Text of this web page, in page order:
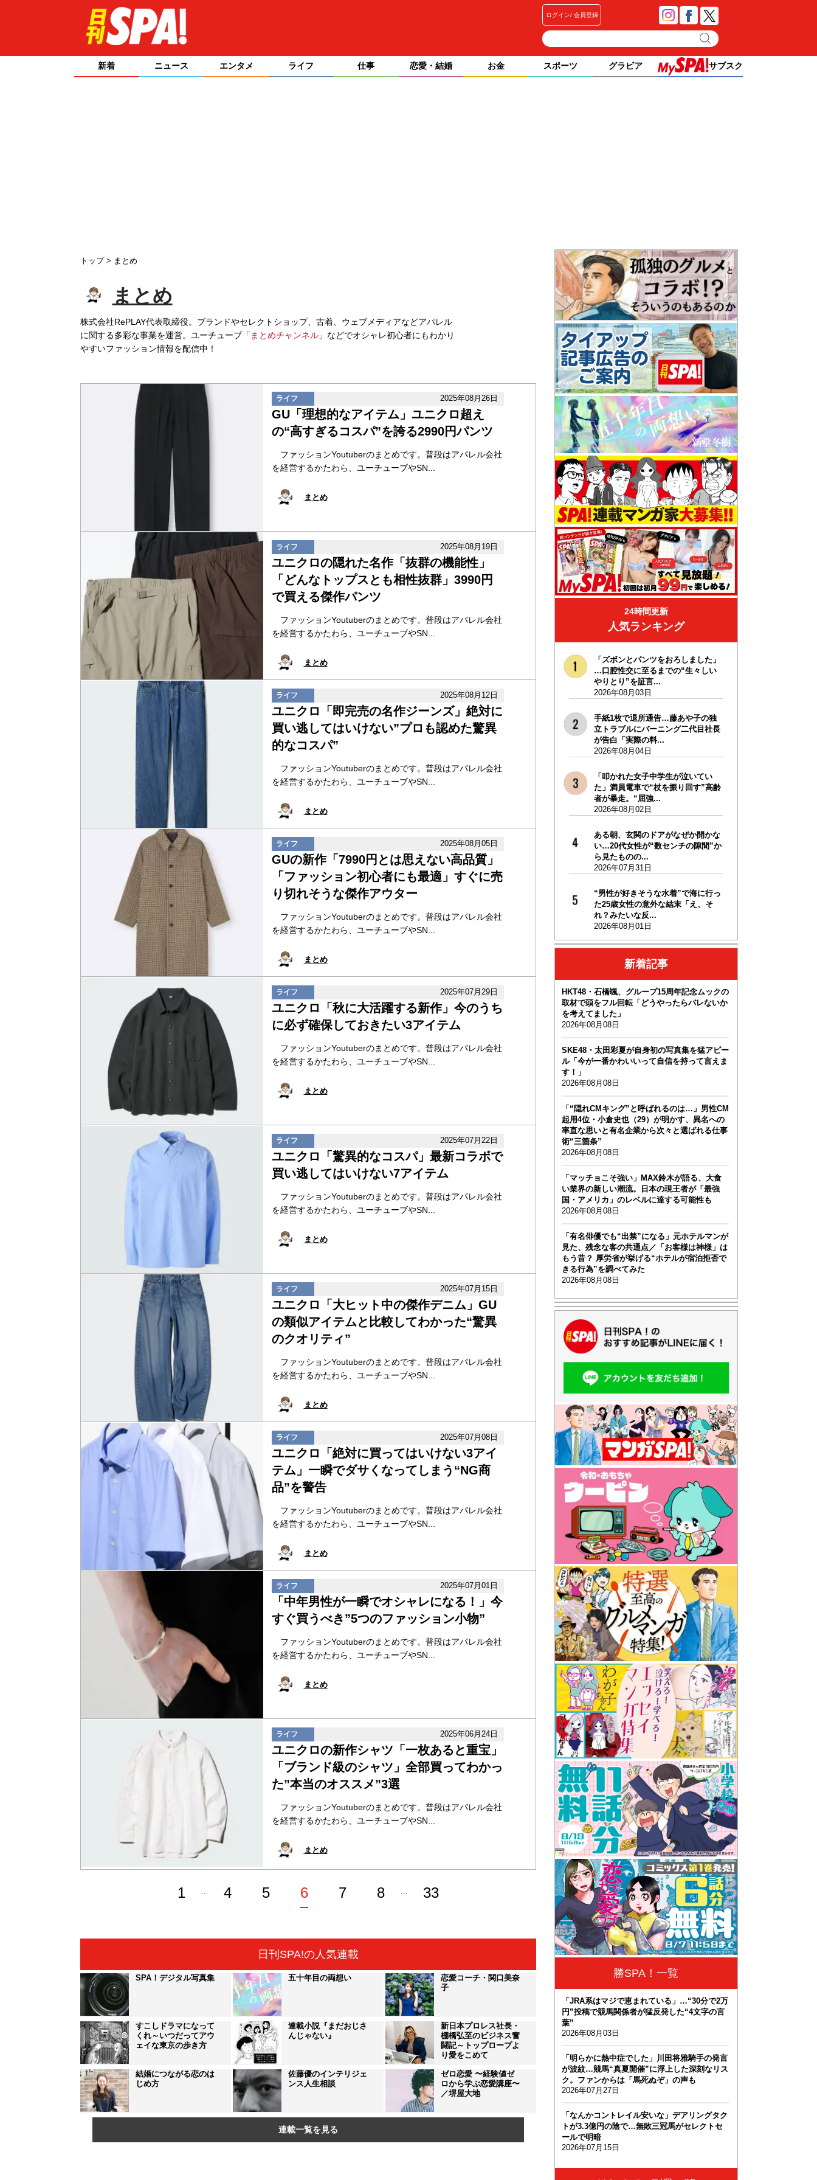
ログイン 会員登録
新着 ニュース エンタメ ライフ 仕事 恋愛・結婚 お金 スポーツ グラビア サブスク
トップ まとめ
まとめ
株式会社RePLAY代表取締役。ブランドやセレクトショップ、古着、ウェブメディアなどアパレル
に関する多彩な事業を運営。ユーチューブ「 まとめチャンネル」などでオシャレ初心者にもわかり
やすいファッション情報を配信中！
ライフ 2025年08月26日
GU「理想的なアイテム」ユニクロ超え
の“高すぎるコスパ”を誇る2990円パンツ
ファッションYoutuberのまとめです。普段はアパレル会社
を経営するかたわら、ユーチューブやSN...
まとめ
ライフ 2025年08月19日
ユニクロの隠れた名作「抜群の機能性」
「どんなトップスとも相性抜群」3990円
で買える傑作パンツ
ファッションYoutuberのまとめです。普段はアパレル会社
を経営するかたわら、ユーチューブやSN...
まとめ
ライフ 2025年08月12日
ユニクロ「即完売の名作ジーンズ」絶対に
買い逃してはいけない”プロも認めた驚異
的なコスパ”
ファッションYoutuberのまとめです。普段はアパレル会社
を経営するかたわら、ユーチューブやSN...
まとめ
ライフ 2025年08月05日
GUの新作「7990円とは思えない高品質」
「ファッション初心者にも最適」すぐに売
り切れそうな傑作アウター
ファッションYoutuberのまとめです。普段はアパレル会社
を経営するかたわら、ユーチューブやSN...
まとめ
ライフ 2025年07月29日
ユニクロ「秋に大活躍する新作」今のうち
に必ず確保しておきたい3アイテム
ファッションYoutuberのまとめです。普段はアパレル会社
を経営するかたわら、ユーチューブやSN...
まとめ
ライフ 2025年07月22日
ユニクロ「驚異的なコスパ」最新コラボで
買い逃してはいけない7アイテム
ファッションYoutuberのまとめです。普段はアパレル会社
を経営するかたわら、ユーチューブやSN...
まとめ
ライフ 2025年07月15日
ユニクロ「大ヒット中の傑作デニム」GU
の類似アイテムと比較してわかった“驚異
のクオリティ”
ファッションYoutuberのまとめです。普段はアパレル会社
を経営するかたわら、ユーチューブやSN...
まとめ
ライフ 2025年07月08日
ユニクロ「絶対に買ってはいけない3アイ
テム」一瞬でダサくなってしまう“NG商
品”を警告
ファッションYoutuberのまとめです。普段はアパレル会社
を経営するかたわら、ユーチューブやSN...
まとめ
ライフ 2025年07月01日
「中年男性が一瞬でオシャレになる！」今
すぐ買うべき”5つのファッション小物”
ファッションYoutuberのまとめです。普段はアパレル会社
を経営するかたわら、ユーチューブやSN...
まとめ
ライフ 2025年06月24日
ユニクロの新作シャツ「一枚あると重宝」
「ブランド級のシャツ」全部買ってわかっ
た”本当のオススメ”3選
ファッションYoutuberのまとめです。普段はアパレル会社
を経営するかたわら、ユーチューブやSN...
まとめ
1 4 5 6 7 8 33
日刊SPA!の人気連載
SPA！デジタル写真集 五十年目の両想い
恋愛コーチ・関口美奈
子
すこしドラマになって
くれ～いつだってアウ
ェイな東京の歩き方
連載小説『まだおじさ
んじゃない』
新日本プロレス社長・
棚橋弘至のビジネス奮
闘記～トップロープよ
り愛をこめて
結婚につながる恋のは
じめ方
佐藤優のインテリジェ
ンス人生相談
ゼロ恋愛 〜経験値ゼ
ロから学ぶ恋愛講座〜
／堺屋大地
連載一覧を見る
24時間更新
人気ランキング
「ズボンとパンツをおろしました」
…口腔性交に至るまでの“生々しい
やりとり”を証言...
2026年08月03日
手紙1枚で退所通告…藤あや子の独
立トラブルにバーニング二代目社長
が告白「実際の料...
2026年08月04日
「叩かれた女子中学生が泣いてい
た」満員電車で“杖を振り回す”高齢
者が暴走。“屈強...
2026年08月02日
ある朝、玄関のドアがなぜか開かな
い…20代女性が“数センチの隙間”か
ら見たものの...
2026年07月31日
“男性が好きそうな水着”で海に行っ
た25歳女性の意外な結末「え、そ
れ？みたいな反...
2026年08月01日
新着記事
HKT48・石橋颯、グループ15周年記念ムックの
取材で頭をフル回転「どうやったらバレないか
を考えてました」
2026年08月08日
SKE48・太田彩夏が自身初の写真集を猛アピー
ル「今が一番かわいいって自信を持って言えま
す！」
2026年08月08日
「“隠れCMキング”と呼ばれるのは…」男性CM
起用4位・小倉史也（29）が明かす、異名への
率直な思いと有名企業から次々と選ばれる仕事
術“三箇条”
2026年08月08日
「マッチョこそ強い」MAX鈴木が語る、大食
い業界の新しい潮流。日本の現王者が「最強
国・アメリカ」のレベルに達する可能性も
2026年08月08日
「有名俳優でも“出禁”になる」元ホテルマンが
見た、残念な客の共通点／「お客様は神様」は
もう昔？ 厚労省が挙げる“ホテルが宿泊拒否で
きる行為”を調べてみた
2026年08月08日
勝SPA！一覧
「JRA系はマジで恵まれている」…“30分で2万
円”投稿で競馬関係者が猛反発した“4文字の言
葉”
2026年08月03日
「明らかに熱中症でした」川田将雅騎手の発言
が波紋…競馬“真夏開催”に浮上した深刻なリス
ク。ファンからは「馬死ぬぞ」の声も
2026年07月27日
「なんかコントレイル安いな」デアリングタク
トが3.3億円の陰で…無敗三冠馬がセレクトセ
ールで明暗
2026年07月15日